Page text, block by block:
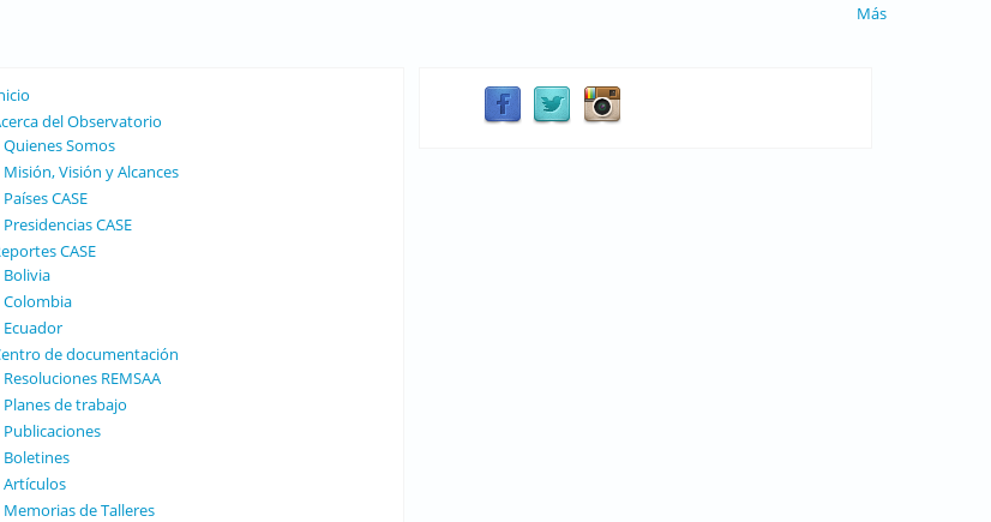
Más
del Observatorio
Quienes Somos
Misión, Visión y Alcances
Países CASE
Presidencias CASE
CASE
Bolivia
Colombia
Ecuador
de documentación
Resoluciones REMSAA
Planes de trabajo
Publicaciones
Boletines
Artículos
Memorias de Talleres